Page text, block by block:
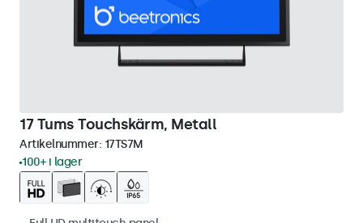
17 Tums Touchskärm, Metall
Artikelnummer: 17TS7M
100+ i lager